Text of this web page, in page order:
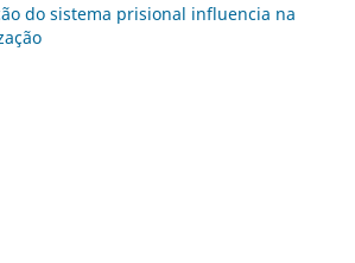
do sistema prisional influencia na